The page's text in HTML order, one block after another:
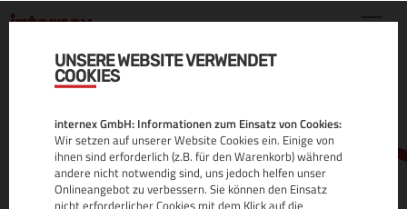
UNSERE WEBSITE VERWENDET
COOKIES
internex GmbH: Informationen zum Einsatz von Cookies:
Wir setzen auf unserer Website Cookies ein. Einige von
ihnen sind erforderlich (z.B. für den Warenkorb) während
andere nicht notwendig sind, uns jedoch helfen unser
Onlineangebot zu verbessern. Sie können den Einsatz
nicht erforderlicher Cookies mit dem Klick auf die
DOMAIN CHECK
Zuverlässig und schnell.